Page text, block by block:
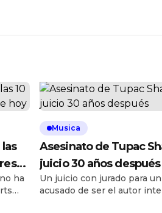
ha
Musica
Asesinato de Tupac
juicio 30 años después
Un juicio con jurado para
acusado de ser el autor